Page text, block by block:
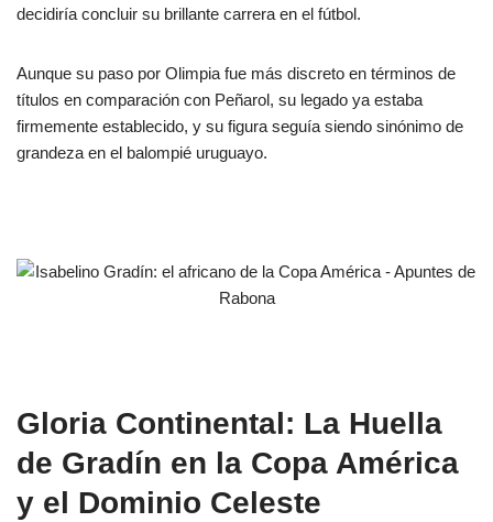
decidiría concluir su brillante carrera en el fútbol.
Aunque su paso por Olimpia fue más discreto en términos de
títulos en comparación con Peñarol, su legado ya estaba
firmemente establecido, y su figura seguía siendo sinónimo de
grandeza en el balompié uruguayo.
Gloria Continental: La Huella
de Gradín en la Copa América
y el Dominio Celeste